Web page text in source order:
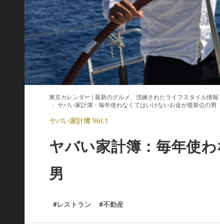
東京カレンダー | 最新のグルメ、洗練されたライフスタイル情報
ヤバい家計簿：毎年使わなくてはいけないお金が億単位の男
ヤバい家計簿 Vol.1
ヤバい家計簿：毎年使
男
#レストラン #不動産